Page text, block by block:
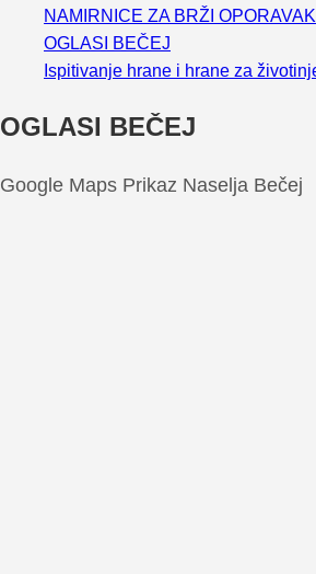
NAMIRNICE ZA BRŽI
OGLASI BEČEJ
Ispitivanje hrane i hrane za
OGLASI BEČEJ
Google Maps Prikaz Naselja Bečej